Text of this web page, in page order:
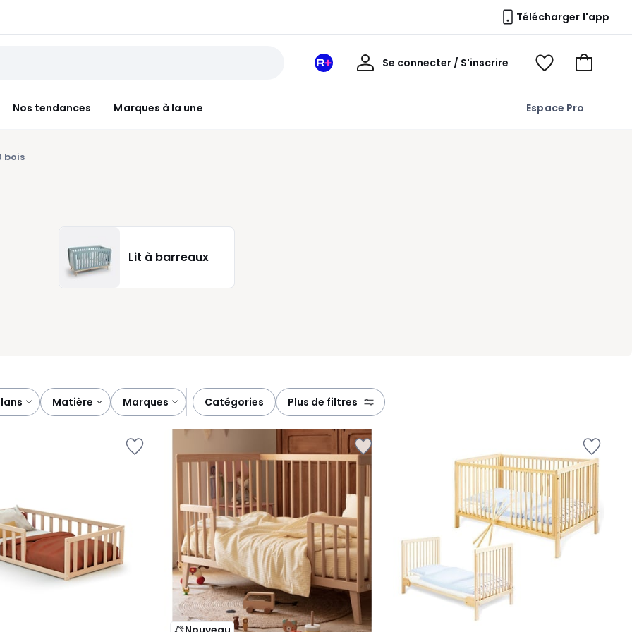
Télécharger l'app
Nos tendances Marques à la une Espace Pro
Mon
Se connecter / S'inscrire
Mon
Voir
Voir
bois
Lit à barreaux
matière marques catégories plus de filtres